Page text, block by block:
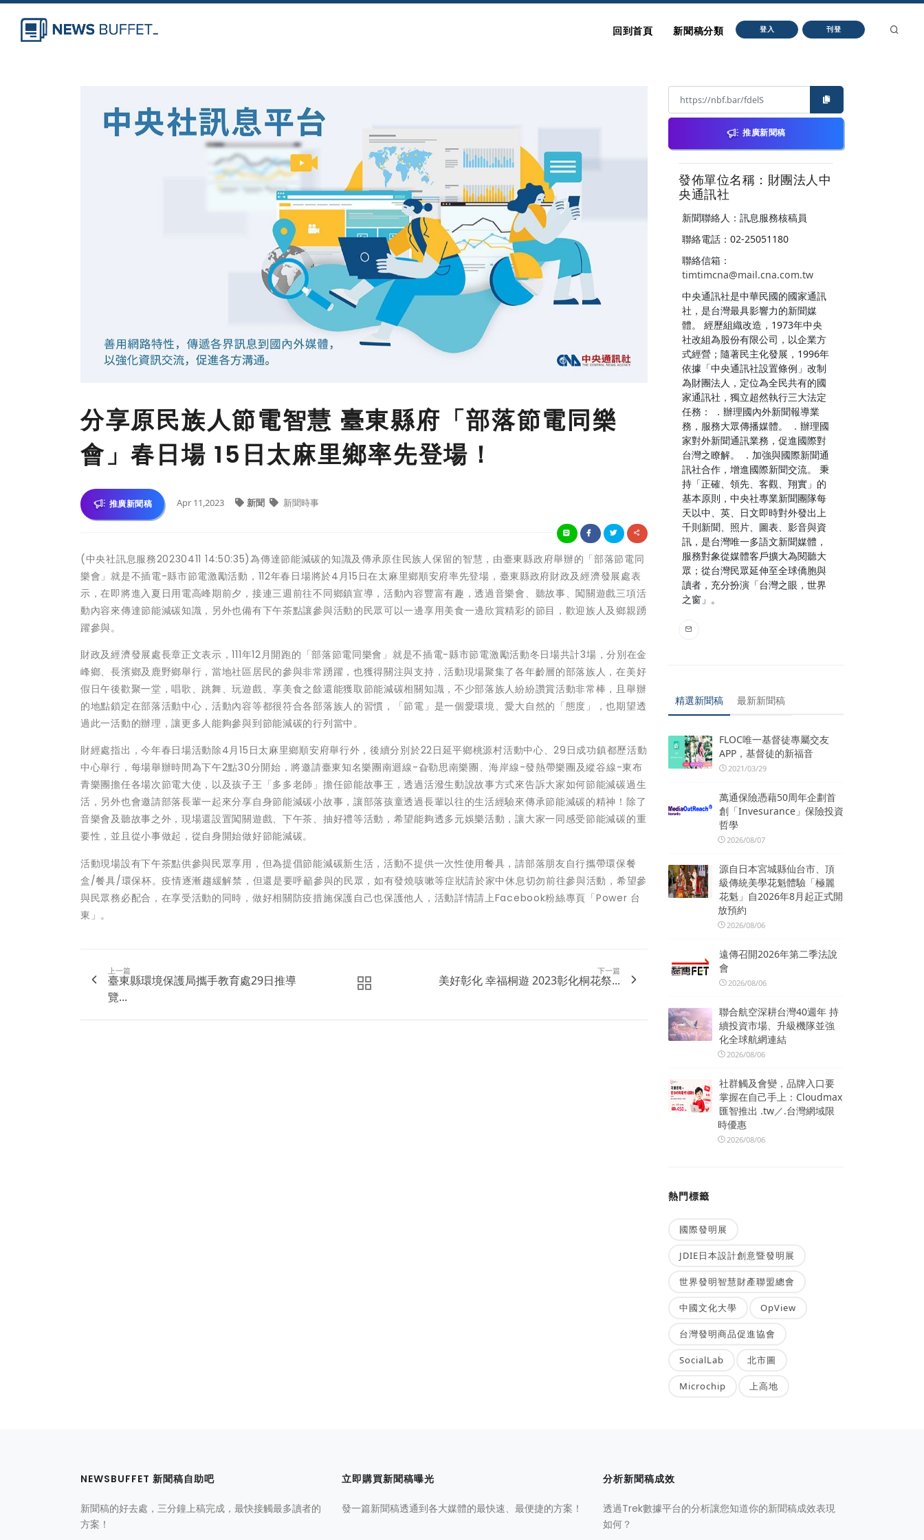
回到首頁 新聞稿分類 登入 刊登
分享原民族人節電智慧 臺東縣府「部落節電同樂
會」春日場 15日太麻里鄉率先登場！
推廣新聞稿 Apr 11,2023 新聞 新聞時事
(中央社訊息服務20230411 14:50:35)為傳達節能減碳的知識及傳承原住民族人保留的智慧，由臺東縣政府舉辦的「部落節電同
樂會」就是不插電-縣市節電激勵活動，112年春日場將於4月15日在太麻里鄉順安府率先登場，臺東縣政府財政及經濟發展處表
示，在即將進入夏日用電高峰期前夕，接連三週前往不同鄉鎮宣導，活動內容豐富有趣，透過音樂會、聽故事、闖關遊戲三項活
動內容來傳達節能減碳知識，另外也備有下午茶點讓參與活動的民眾可以一邊享用美食一邊欣賞精彩的節目，歡迎族人及鄉親踴
躍參與。
財政及經濟發展處長章正文表示，111年12月開跑的「部落節電同樂會」就是不插電-縣市節電激勵活動冬日場共計3場，分別在金
峰鄉、長濱鄉及鹿野鄉舉行，當地社區居民的參與非常踴躍，也獲得關注與支持，活動現場聚集了各年齡層的部落族人，在美好
假日午後歡聚一堂，唱歌、跳舞、玩遊戲、享美食之餘還能獲取節能減碳相關知識，不少部落族人紛紛讚賞活動非常棒，且舉辦
的地點鎖定在部落活動中心，活動內容等都很符合各部落族人的習慣，「節電」是一個愛環境、愛大自然的「態度」，也期望透
過此一活動的辦理，讓更多人能夠參與到節能減碳的行列當中。
財經處指出，今年春日場活動除4月15日太麻里鄉順安府舉行外，後續分別於22日延平鄉桃源村活動中心、29日成功鎮都歷活動
中心舉行，每場舉辦時間為下午2點30分開始，將邀請臺東知名樂團南迴線-旮勒思南樂團、海岸線-發熱帶樂團及縱谷線-東布
青樂團擔任各場次節電大使，以及孩子王「多多老師」擔任節能故事王，透過活潑生動說故事方式來告訴大家如何節能減碳過生
活，另外也會邀請部落長輩一起來分享自身節能減碳小故事，讓部落孩童透過長輩以往的生活經驗來傳承節能減碳的精神！除了
音樂會及聽故事之外，現場還設置闖關遊戲、下午茶、抽好禮等活動，希望能夠透多元娛樂活動，讓大家一同感受節能減碳的重
要性，並且從小事做起，從自身開始做好節能減碳。
活動現場設有下午茶點供參與民眾享用，但為提倡節能減碳新生活，活動不提供一次性使用餐具，請部落朋友自行攜帶環保餐
盒/餐具/環保杯。疫情逐漸趨緩解禁，但還是要呼籲參與的民眾，如有發燒咳嗽等症狀請於家中休息切勿前往參與活動，希望參
與民眾務必配合，在享受活動的同時，做好相關防疫措施保護自己也保護他人，活動詳情請上Facebook粉絲專頁「Power 台
東」。
上一篇
臺東縣環境保護局攜手教育處29日推導
覽...
下一篇
美好彰化 幸福桐遊 2023彰化桐花祭...
推廣新聞稿
發佈單位名稱：財團法人中
央通訊社
新聞聯絡人：訊息服務核稿員
聯絡電話：02-25051180
聯絡信箱：
timtimcna@mail.cna.com.tw
中央通訊社是中華民國的國家通訊
社，是台灣最具影響力的新聞媒
體。 經歷組織改造，1973年中央
社改組為股份有限公司，以企業方
式經營；隨著民主化發展，1996年
依據「中央通訊社設置條例」改制
為財團法人，定位為全民共有的國
家通訊社，獨立超然執行三大法定
任務： ．辦理國內外新聞報導業
務，服務大眾傳播媒體。 ．辦理國
家對外新聞通訊業務，促進國際對
台灣之瞭解。 ．加強與國際新聞通
訊社合作，增進國際新聞交流。 秉
持「正確、領先、客觀、翔實」的
基本原則，中央社專業新聞團隊每
天以中、英、日文即時對外發出上
千則新聞、照片、圖表、影音與資
訊，是台灣唯一多語文新聞媒體，
服務對象從媒體客戶擴大為閱聽大
眾；從台灣民眾延伸至全球僑胞與
讀者，充分扮演「台灣之眼，世界
之窗」。
精選新聞稿 最新新聞稿
FLOC唯一基督徒專屬交友
APP，基督徒的新福音
2021/03/29
萬通保險憑藉50周年企劃首
創「Invesurance」保險投資
哲學
2026/08/07
源自日本宮城縣仙台市、頂
級傳統美學花魁體驗「極麗
花魁」自2026年8月起正式開
放預約
2026/08/06
遠傳召開2026年第二季法說
會
2026/08/06
聯合航空深耕台灣40週年 持
續投資市場、升級機隊並強
化全球航網連結
2026/08/06
社群觸及會變，品牌入口要
掌握在自己手上：Cloudmax
匯智推出 .tw／.台灣網域限
時優惠
2026/08/06
熱門標籤
國際發明展
JDIE日本設計創意暨發明展
世界發明智慧財產聯盟總會
中國文化大學 OpView
台灣發明商品促進協會
SocialLab 北市圖
Microchip 上高地
NEWSBUFFET 新聞稿自助吧
新聞稿的好去處，三分鐘上稿完成，最快接觸最多讀者的
方案！
立即購買新聞稿曝光
發一篇新聞稿透通到各大媒體的最快速、最便捷的方案！
分析新聞稿成效
透過Trek數據平台的分析讓您知道你的新聞稿成效表現
如何？